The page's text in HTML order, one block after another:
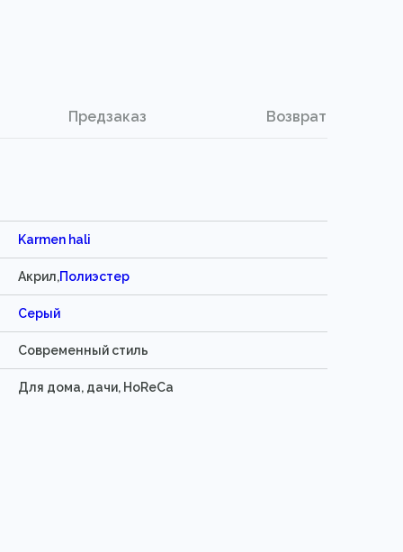
Предзаказ Возврат
Karmen hali
Акрил,Полиэстер
Серый
Современный стиль
Для дома, дачи, HoReCa